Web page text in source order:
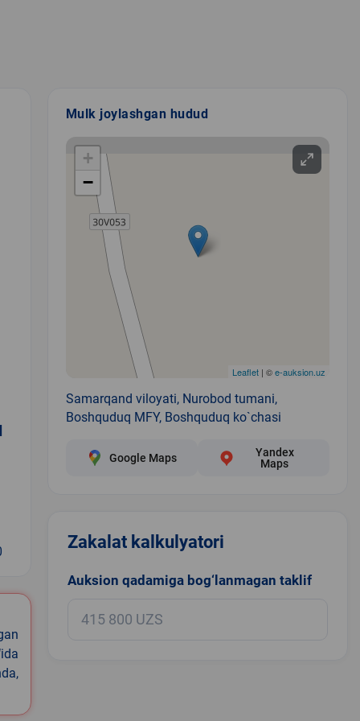
Mulk joylashgan hudud
+
−
Leaflet| ©e-auksion.uz
Samarqand viloyati, Nurobod tumani,
Boshquduq MFY, Boshquduq ko`chasi
Google Maps
Yandex
Maps
Zakalat kalkulyatori
Auksion qadamiga bog‘lanmagan taklif